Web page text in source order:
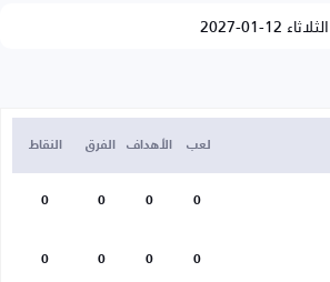
الثلاثاء 12-01-2027
لعب الأهداف الفرق النقاط
0
0
0
0
0
0
0
0